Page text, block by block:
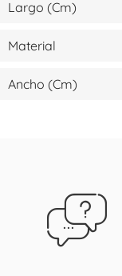
Largo (cm)
Material
Ancho (cm)